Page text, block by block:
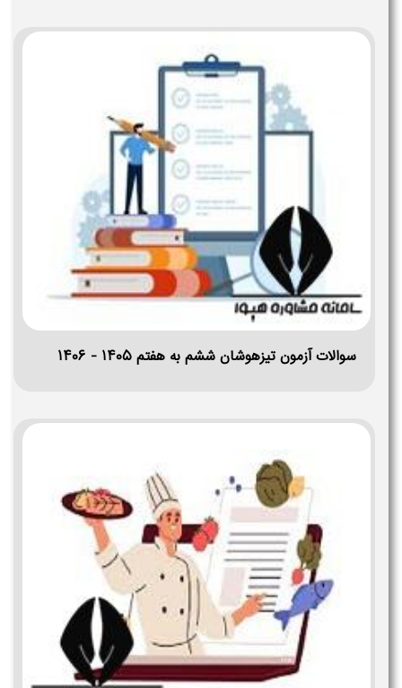
سوالات آزمون تیزهوشان ششم به هفتم ۱۴۰۵ - ۱۴۰۶